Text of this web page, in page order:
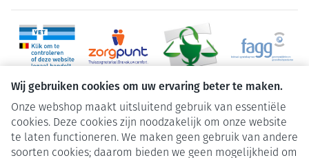
Wij gebruiken cookies om uw ervaring beter te maken.
Onze webshop maakt uitsluitend gebruik van essentiële
cookies. Deze cookies zijn noodzakelijk om onze website
te laten functioneren. We maken geen gebruik van andere
soorten cookies; daarom bieden we geen mogelijkheid om